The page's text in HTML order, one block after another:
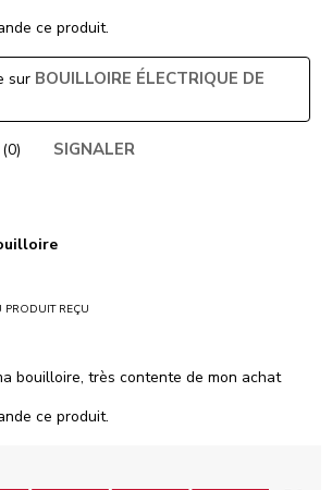
ce produit.
sur BOUILLOIRE ÉLECTRIQUE DE
(0) SIGNALER
REÇU
bouilloire, très contente de mon achat
ce produit.